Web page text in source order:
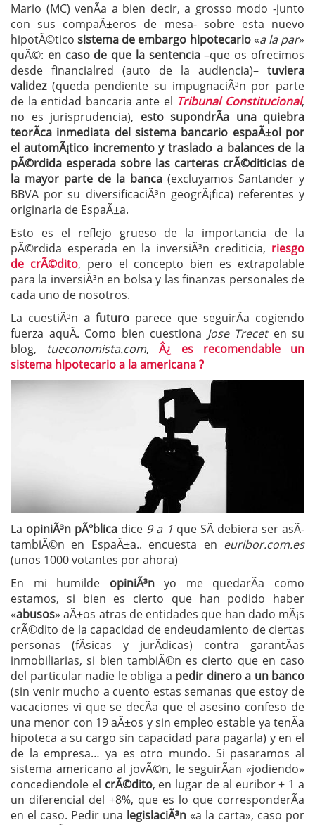
Mario (MC) venÃ­a a bien decir, a grosso modo -junto
con sus compaÃ±eros de mesa- sobre esta nuevo
hipotÃ©ticosistema de embargo hipotecario«a la par»
quÃ©: en caso de que la sentencia–que os ofrecimos
desde financialred (auto de la audiencia)– tuviera
validez(queda pendiente su impugnaciÃ³n por parte
de la entidad bancaria ante el Tribunal Constitucional,
no es jurisprudencia), esto supondrÃ­a una quiebra
teorÃ­ca inmediata del sistema bancario espaÃ±ol por
el automÃ¡tico incremento y traslado a balances de la
pÃ©rdida esperada sobre las carteras crÃ©diticias de
la mayor parte de la banca (excluyamos Santander y
BBVA por su diversificaciÃ³n geogrÃ¡fica) referentes y
originaria de EspaÃ±a.
Esto es el reflejo grueso de la importancia de la
pÃ©rdida esperada en la inversiÃ³n crediticia, riesgo
de crÃ©dito, pero el concepto bien es extrapolable
para la inversiÃ³n en bolsa y las finanzas personales de
cada uno de nosotros.
La cuestiÃ³n a futuro parece que seguirÃ­a cogiendo
fuerza aquÃ­. Como bien cuestiona Jose Treceten su
blog, tueconomista.com,Â¿ es recomendable un
sistema hipotecario a la americana ?
La opiniÃ³n pÃºblica dice 9 a 1 que SÃ debiera ser asÃ­
tambiÃ©n en EspaÃ±a.. encuesta en euribor.com.es
(unos 1000 votantes por ahora)
En mi humilde opiniÃ³nyo me quedarÃ­a como
estamos, si bien es cierto que han podido haber
«abusos» aÃ±os atras de entidades que han dado mÃ¡s
crÃ©dito de la capacidad de endeudamiento de ciertas
personas (fÃ­sicas y jurÃ­dicas) contra garantÃ­as
inmobiliarias, si bien tambiÃ©n es cierto que en caso
del particular nadie le obliga a pedir dinero a un banco
(sin venir mucho a cuento estas semanas que estoy de
vacaciones vi que se decÃ­a que el asesino confeso de
una menor con 19 aÃ±os y sin empleo estable ya tenÃ­a
hipoteca a su cargo sin capacidad para pagarla) y en el
de la empresa… ya es otro mundo. Si pasaramos al
sistema americano al jovÃ©n, le seguirÃ­an «jodiendo»
concediendole el crÃ©dito, en lugar de al euribor + 1 a
un diferencial del +8%, que es lo que corresponderÃ­a
en el caso. Pedir una legislaciÃ³n «a la carta», caso por